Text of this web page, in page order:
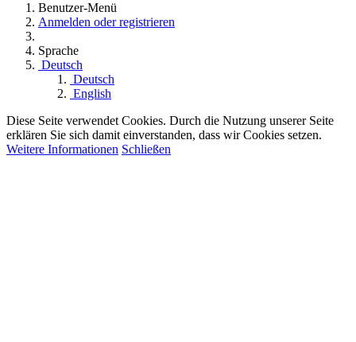
Benutzer-Menü
Anmelden oder registrieren
Sprache
Deutsch
Deutsch
English
Diese Seite verwendet Cookies. Durch die Nutzung unserer Seite
erklären Sie sich damit einverstanden, dass wir Cookies setzen.
Weitere Informationen Schließen